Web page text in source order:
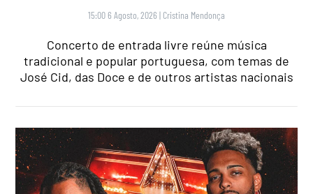
15:00 6 Agosto, 2026 | Cristina Mendonça
Concerto de entrada livre reúne música
tradicional e popular portuguesa, com temas de
José Cid, das Doce e de outros artistas nacionais